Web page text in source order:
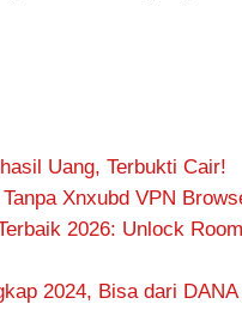
Uang, Terbukti Cair!
Xnxubd VPN
2026: Unlock
2024, Bisa dari